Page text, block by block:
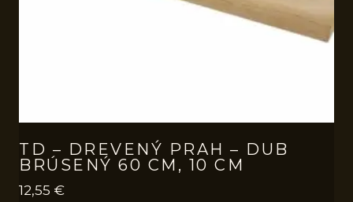
TD – DREVENÝ PRAH – DUB
BRÚSENÝ 60 CM, 10 CM
12,55 €